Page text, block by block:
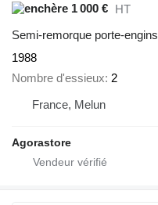
1 000 € HT
Semi-remorque porte-engins
1988
Nombre d'essieux 2
France, Melun
Agorastore